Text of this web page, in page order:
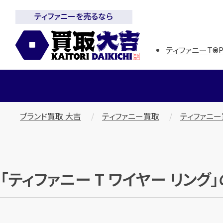
ティファニーを売るなら
ティファニー
ブランド買取 大吉 ティファニー買取 ティファニ
「ティファニー T ワイヤー リン